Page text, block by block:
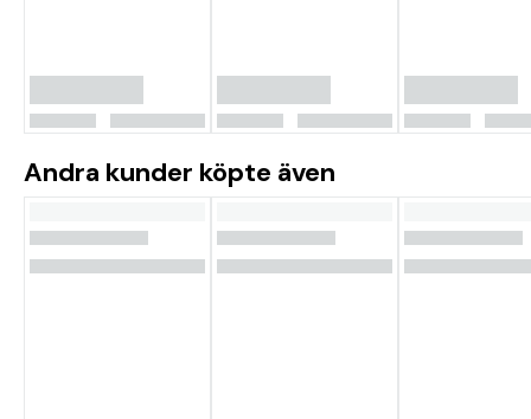
Andra kunder köpte även